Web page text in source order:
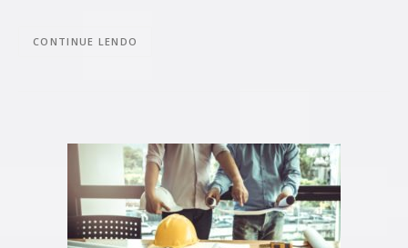
CONTINUE LENDO